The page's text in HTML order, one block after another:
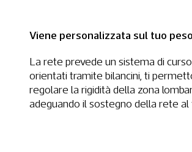
Viene personalizzata sul tuo peso
La rete prevede un sistema di
orientati tramite bilancini, ti
regolare la rigidità della zona
adeguando il sostegno della rete al